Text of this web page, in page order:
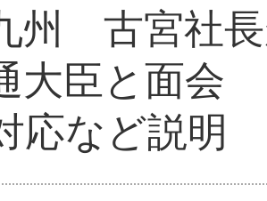
州 古宮社
大臣と面会
応など説明